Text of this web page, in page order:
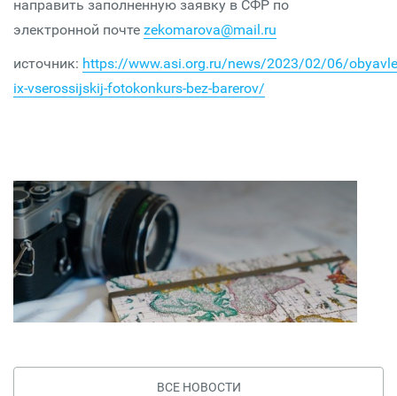
направить заполненную заявку в СФР по
электронной почте zekomarova@mail.ru
источник: https://www.asi.org.ru/news/2023/02/06/
ix-vserossijskij-fotokonkurs-bez-barerov/
ВСЕ НОВОСТИ